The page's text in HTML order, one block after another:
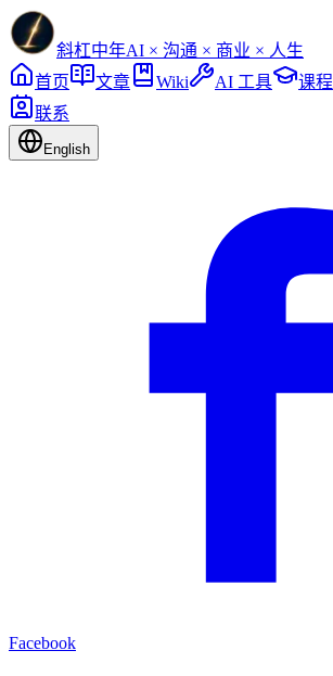
斜杠中年AI × 沟通 × 商业 × 人生
首页
文章 Wiki AI 工具 课程
联系
English
Facebook